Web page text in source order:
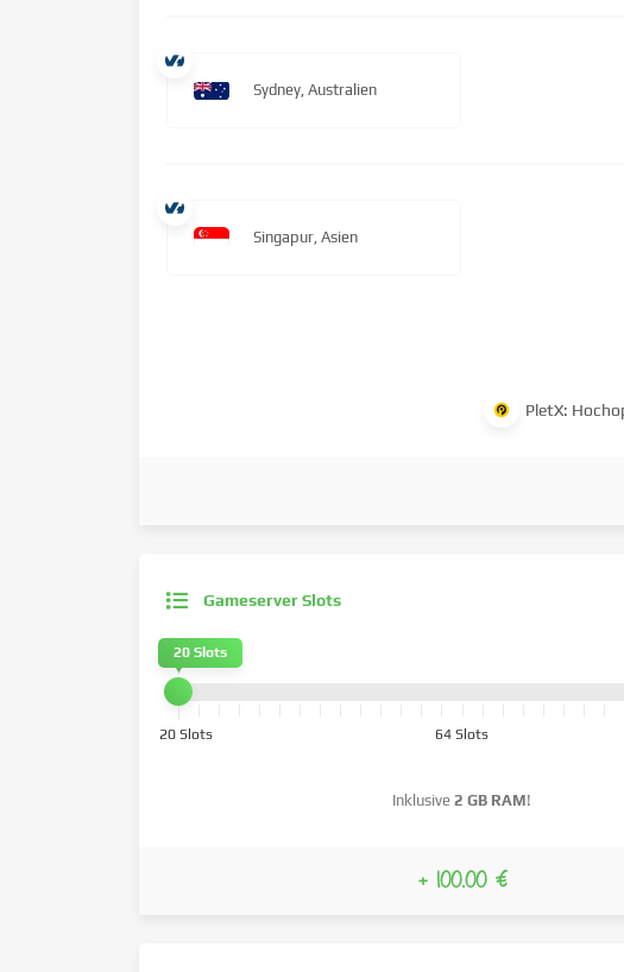
Gameserver Slots
20 Slots 64 Slots
Inklusive 2 GB RAM!
20 Slots
+ 100.00 €
Sydney, Australien
Singapur, Asien
PletX: